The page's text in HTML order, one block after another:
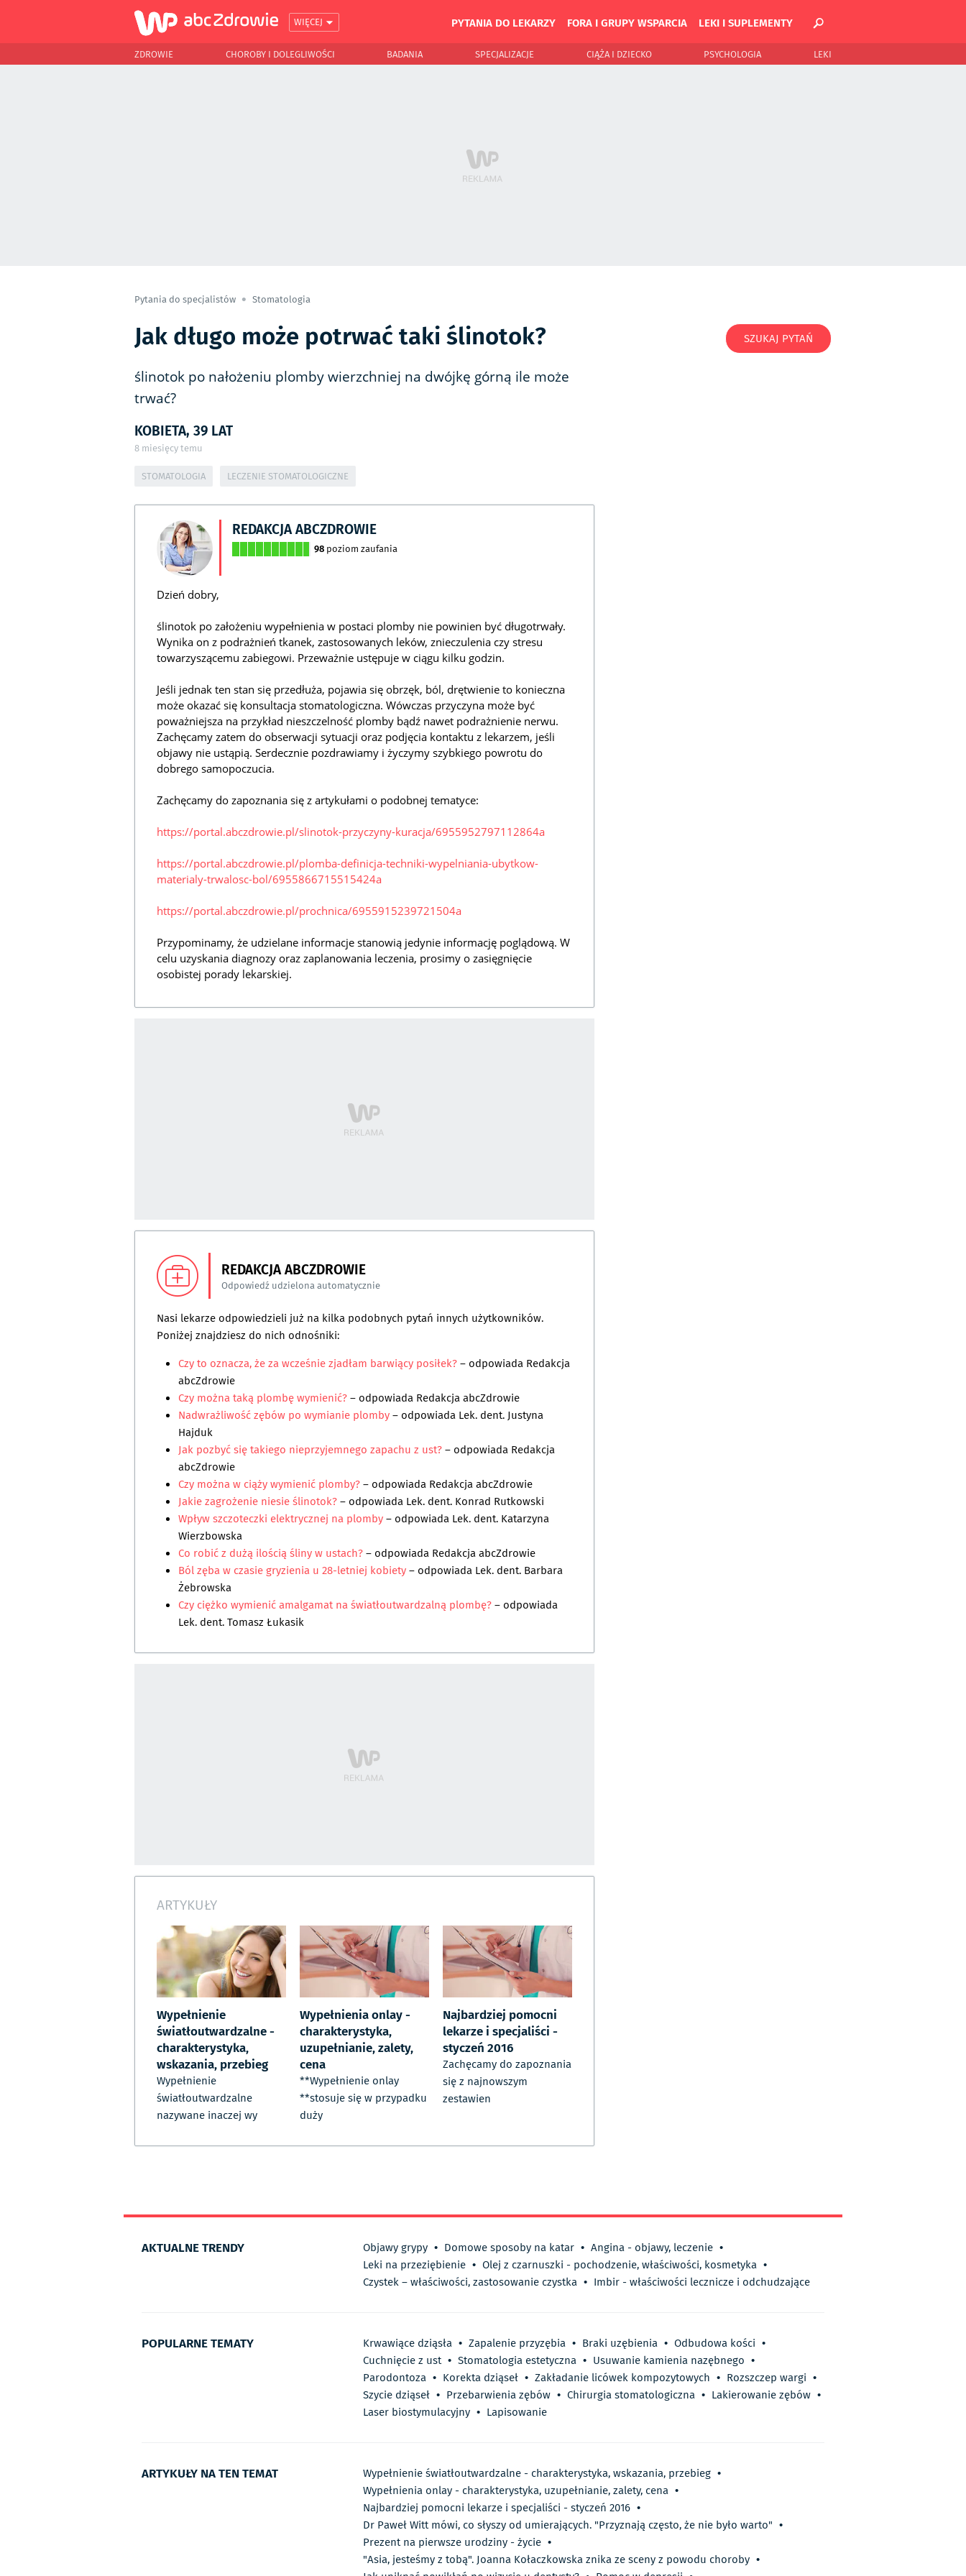
WIĘCEJ PYTANIA DO LEKARZY FORA I GRUPY WSPARCIA LEKI I SUPLEMENTY
ZDROWIE CHOROBY I DOLEGLIWOŚCI BADANIA SPECJALIZACJE CIĄŻA I DZIECKO PSYCHOLOGIA LEKI
Pytania do specjalistów Stomatologia
Jak długo może potrwać taki ślinotok?
ślinotok po nałożeniu plomby wierzchniej na dwójkę górną ile może
trwać?
KOBIETA, 39 LAT
8 miesięcy temu
STOMATOLOGIA LECZENIE STOMATOLOGICZNE
REDAKCJA ABCZDROWIE
98 poziom zaufania
Dzień dobry,
ślinotok po założeniu wypełnienia w postaci plomby nie powinien być długotrwały.
Wynika on z podrażnień tkanek, zastosowanych leków, znieczulenia czy stresu
towarzyszącemu zabiegowi. Przeważnie ustępuje w ciągu kilku godzin.
Jeśli jednak ten stan się przedłuża, pojawia się obrzęk, ból, drętwienie to konieczna
może okazać się konsultacja stomatologiczna. Wówczas przyczyna może być
poważniejsza na przykład nieszczelność plomby bądź nawet podrażnienie nerwu.
Zachęcamy zatem do obserwacji sytuacji oraz podjęcia kontaktu z lekarzem, jeśli
objawy nie ustąpią. Serdecznie pozdrawiamy i życzymy szybkiego powrotu do
dobrego samopoczucia.
Zachęcamy do zapoznania się z artykułami o podobnej tematyce:
https://portal.abczdrowie.pl/slinotok-przyczyny-kuracja/6955952797112864a
https://portal.abczdrowie.pl/plomba-definicja-techniki-wypelniania-ubytkow-
materialy-trwalosc-bol/6955866715515424a
https://portal.abczdrowie.pl/prochnica/6955915239721504a
Przypominamy, że udzielane informacje stanowią jedynie informację poglądową. W
celu uzyskania diagnozy oraz zaplanowania leczenia, prosimy o zasięgnięcie
osobistej porady lekarskiej.
REDAKCJA ABCZDROWIE
Odpowiedź udzielona automatycznie
Nasi lekarze odpowiedzieli już na kilka podobnych pytań innych użytkowników.
Poniżej znajdziesz do nich odnośniki:
Czy to oznacza, że za wcześnie zjadłam barwiący posiłek?– odpowiada Redakcja
abcZdrowie
Czy można taką plombę wymienić?– odpowiada Redakcja abcZdrowie
Nadwrażliwość zębów po wymianie plomby– odpowiada Lek. dent. Justyna
Hajduk
Jak pozbyć się takiego nieprzyjemnego zapachu z ust?– odpowiada Redakcja
abcZdrowie
Czy można w ciąży wymienić plomby?– odpowiada Redakcja abcZdrowie
Jakie zagrożenie niesie ślinotok?– odpowiada Lek. dent. Konrad Rutkowski
Wpływ szczoteczki elektrycznej na plomby– odpowiada Lek. dent. Katarzyna
Wierzbowska
Co robić z dużą ilością śliny w ustach?– odpowiada Redakcja abcZdrowie
Ból zęba w czasie gryzienia u 28-letniej kobiety– odpowiada Lek. dent. Barbara
Żebrowska
Czy ciężko wymienić amalgamat na światłoutwardzalną plombę?– odpowiada
Lek. dent. Tomasz Łukasik
ARTYKUŁY
Wypełnienie
światłoutwardzalne -
charakterystyka,
wskazania, przebieg
Wypełnienie
światłoutwardzalne
nazywane inaczej wy
Wypełnienia onlay -
charakterystyka,
uzupełnianie, zalety,
cena
**Wypełnienie onlay
**stosuje się w przypadku
duży
Najbardziej pomocni
lekarze i specjaliści -
styczeń 2016
Zachęcamy do zapoznania
się z najnowszym
zestawien
SZUKAJ PYTAŃ
AKTUALNE TRENDY Objawy grypy • Domowe sposoby na katar • Angina - objawy, leczenie •
Leki na przeziębienie • Olej z czarnuszki - pochodzenie, właściwości, kosmetyka •
Czystek – właściwości, zastosowanie czystka • Imbir - właściwości lecznicze i odchudzające
POPULARNE TEMATY Krwawiące dziąsła • Zapalenie przyzębia • Braki uzębienia • Odbudowa kości •
Cuchnięcie z ust • Stomatologia estetyczna • Usuwanie kamienia nazębnego •
Parodontoza • Korekta dziąseł • Zakładanie licówek kompozytowych • Rozszczep wargi •
Szycie dziąseł • Przebarwienia zębów • Chirurgia stomatologiczna • Lakierowanie zębów •
Laser biostymulacyjny • Lapisowanie
ARTYKUŁY NA TEN TEMAT Wypełnienie światłoutwardzalne - charakterystyka, wskazania, przebieg •
Wypełnienia onlay - charakterystyka, uzupełnianie, zalety, cena •
Najbardziej pomocni lekarze i specjaliści - styczeń 2016 •
Dr Paweł Witt mówi, co słyszy od umierających. "Przyznają często, że nie było warto" •
Prezent na pierwsze urodziny - życie •
"Asia, jesteśmy z tobą". Joanna Kołaczkowska znika ze sceny z powodu choroby •